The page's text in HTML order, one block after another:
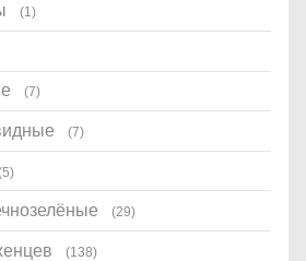
(1)
(7)
(7)
(29)
(138)